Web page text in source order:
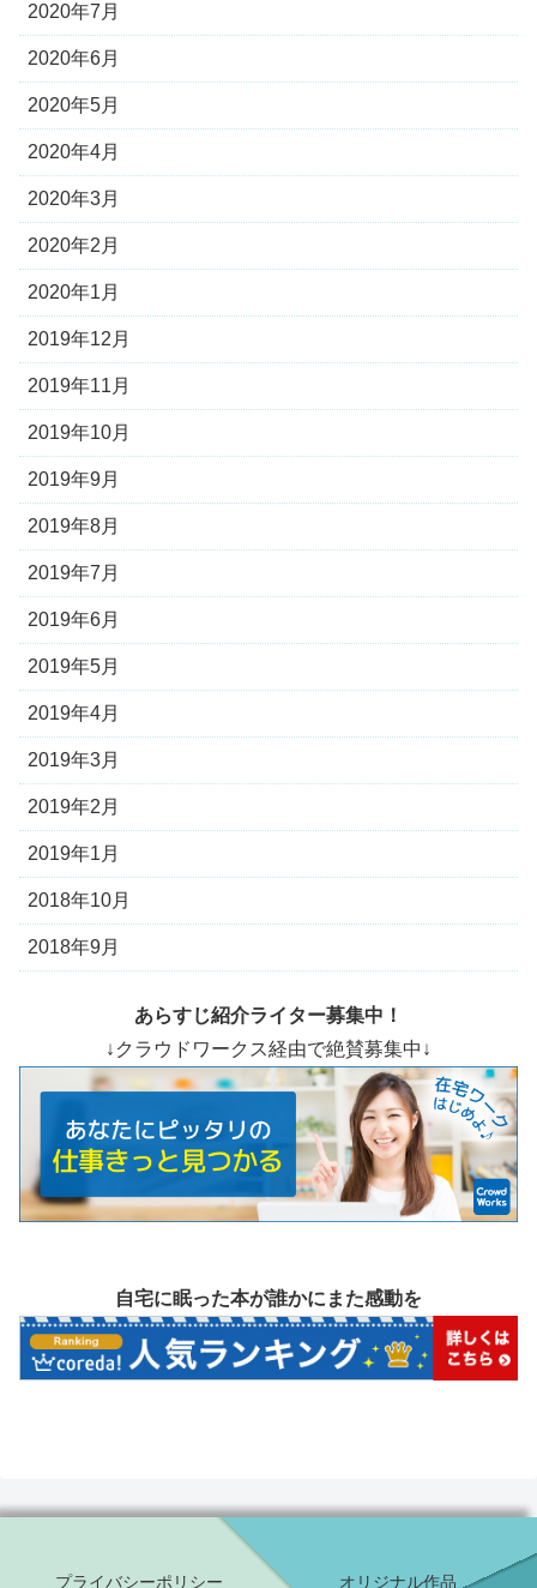
2020年7月
2020年6月
2020年5月
2020年4月
2020年3月
2020年2月
2020年1月
2019年12月
2019年11月
2019年10月
2019年9月
2019年8月
2019年7月
2019年6月
2019年5月
2019年4月
2019年3月
2019年2月
2019年1月
2018年10月
2018年9月
あらすじ紹介ライター募集中！
↓クラウドワークス経由で絶賛募集中↓
自宅に眠った本が誰かにまた感動を
プライバシーポリシー オリジナル作品